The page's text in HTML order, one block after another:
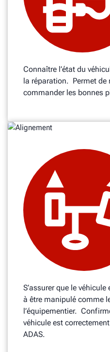
Connaître l’état du
la réparation. Permet de
commander les bonnes
S’assurer que le
à être manipulé comme
l’équipementier.
véhicule est
ADAS.